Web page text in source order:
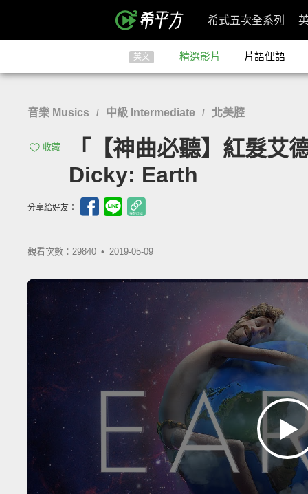
希式五次全系列
英文 精選影片 片語俚語
音樂 Musics / 中級 Intermediate / 北美腔
收藏
「【神曲必聽】紅髮
Dicky: Earth
分享給好友：
觀看次數：29840 • 2019-05-09